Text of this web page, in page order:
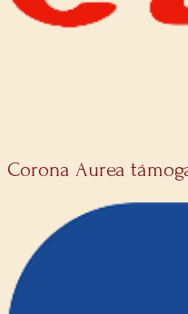
Corona Aurea